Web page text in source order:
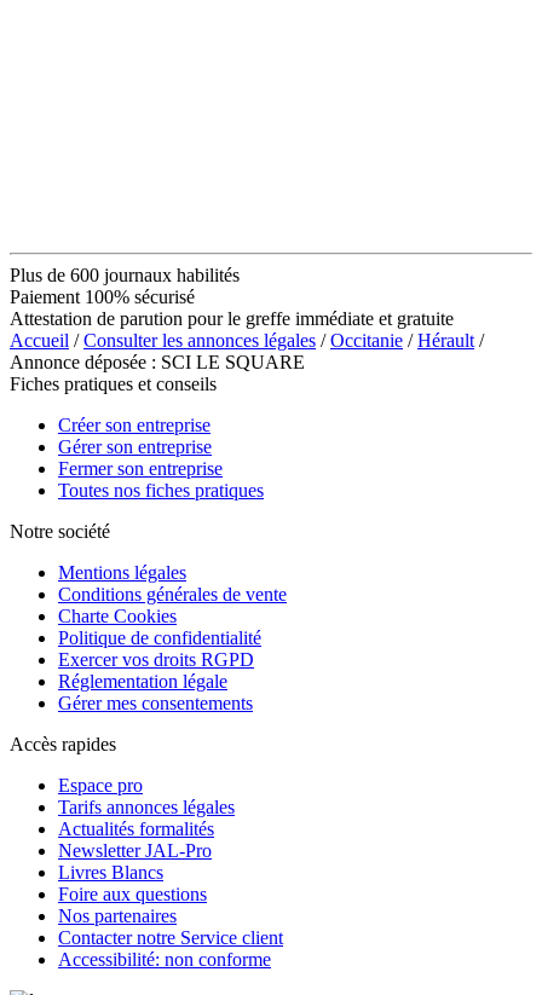
Plus de 600 journaux habilités
Paiement 100% sécurisé
Attestation de parution pour le greffe immédiate et gratuite
Accueil /Consulter les annonces légales /Occitanie /Hérault /
Annonce déposée : SCI LE SQUARE
Fiches pratiques et conseils
Créer son entreprise
Gérer son entreprise
Fermer son entreprise
Toutes nos fiches pratiques
Notre société
Mentions légales
Conditions générales de vente
Charte Cookies
Politique de confidentialité
Exercer vos droits RGPD
Réglementation légale
Gérer mes consentements
Accès rapides
Espace pro
Tarifs annonces légales
Actualités formalités
Newsletter JAL-Pro
Livres Blancs
Foire aux questions
Nos partenaires
Contacter notre Service client
Accessibilité: non conforme